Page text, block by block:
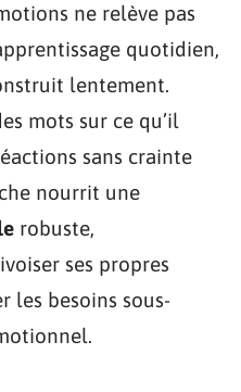
ne relève pas
quotidien,
lentement.
mots sur ce qu’il
sans crainte
nourrit une
robuste,
ses propres
les besoins sous-